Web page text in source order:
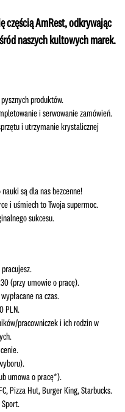
częścią AmRest, odkrywając
naszych kultowych marek.
produktów.
i serwowanie zamówień.
i utrzymanie krystalicznej
są dla nas bezcenne!
i uśmiech to Twoja supermoc.
sukcesu.
(przy umowie o pracę).
na czas.
PLN.
pracowniczek i ich rodzin w
umowa o pracę*).
Pizza Hut, Burger King, Starbucks.